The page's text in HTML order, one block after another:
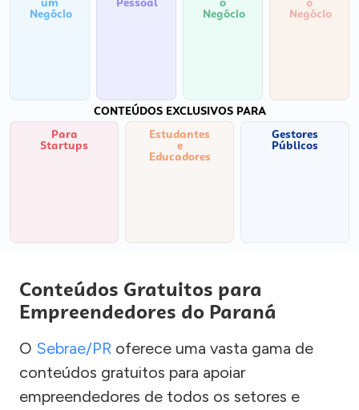
Negócio Negócio Negócio
CONTEÚDOS EXCLUSIVOS PARA
Para
Startups
Estudantes
e
Educadores
Gestores
Públicos
Conteúdos Gratuitos para
Empreendedores do Paraná
O Sebrae/PR oferece uma vasta gama de
conteúdos gratuitos para apoiar
empreendedores de todos os setores e